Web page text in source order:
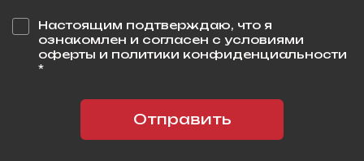
Настоящим подтверждаю, что я
ознакомлен и согласен с условиями
оферты и политики конфиденциальности
*
Отправить